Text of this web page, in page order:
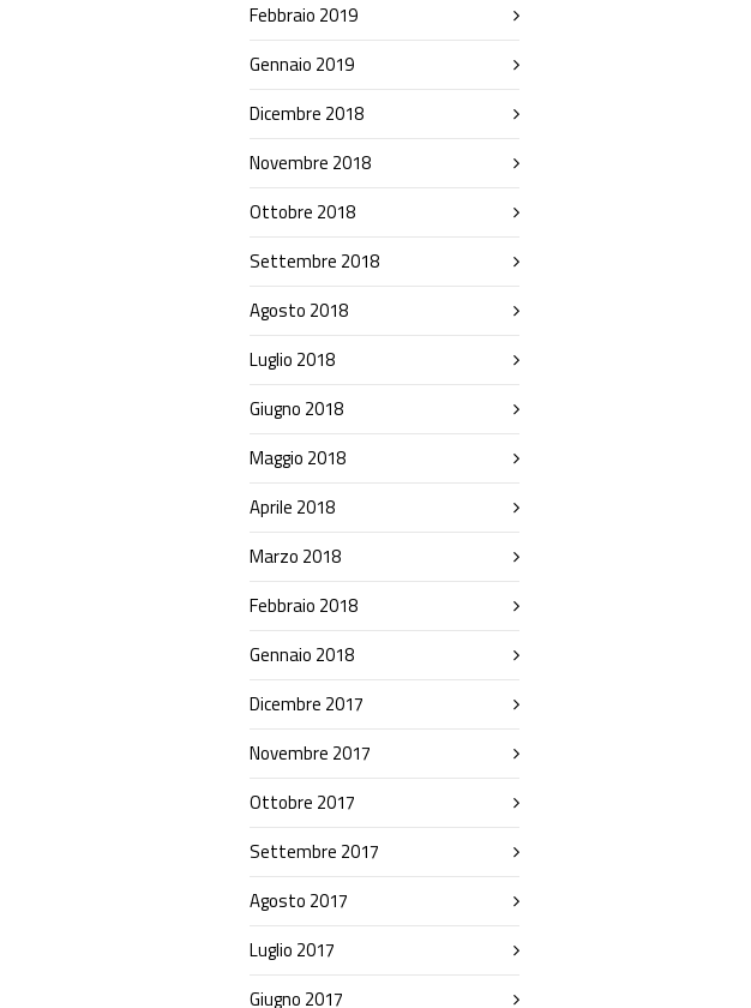
Febbraio 2019
Gennaio 2019
Dicembre 2018
Novembre 2018
Ottobre 2018
Settembre 2018
Agosto 2018
Luglio 2018
Giugno 2018
Maggio 2018
Aprile 2018
Marzo 2018
Febbraio 2018
Gennaio 2018
Dicembre 2017
Novembre 2017
Ottobre 2017
Settembre 2017
Agosto 2017
Luglio 2017
Giugno 2017